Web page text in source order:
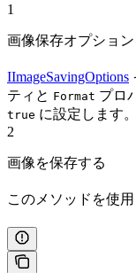
1
画像保存オプショ
IImageSavingOptions
ティと Format プロ
true に設定します。
2
画像を保存する
このメソッドを使